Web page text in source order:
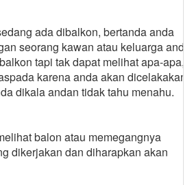
ada dibalkon, bertanda anda
seorang kawan atau keluarga anda.
tapi tak dapat melihat apa-apa,
karena anda akan dicelakakan
dikala andan tidak tahu menahu.
balon atau memegangnya
dikerjakan dan diharapkan akan